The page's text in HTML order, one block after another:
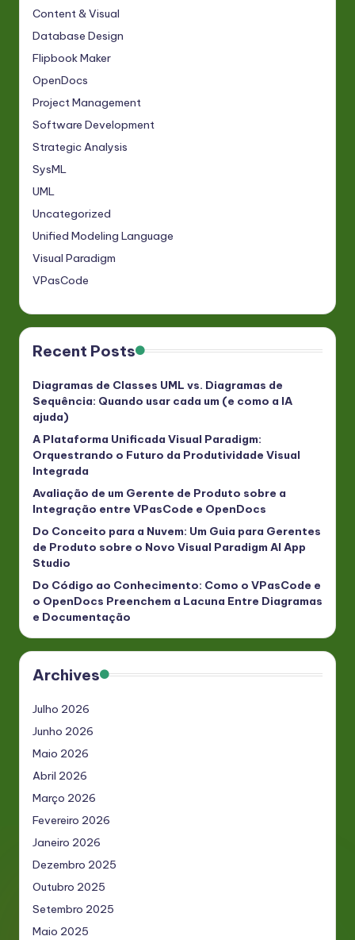
Content & Visual
Database Design
Flipbook Maker
OpenDocs
Project Management
Software Development
Strategic Analysis
SysML
UML
Uncategorized
Unified Modeling Language
Visual Paradigm
VPasCode
Recent Posts
Diagramas de Classes UML vs. Diagramas de
Sequência: Quando usar cada um (e como a IA
ajuda)
A Plataforma Unificada Visual Paradigm:
Orquestrando o Futuro da Produtividade Visual
Integrada
Avaliação de um Gerente de Produto sobre a
Integração entre VPasCode e OpenDocs
Do Conceito para a Nuvem: Um Guia para Gerentes
de Produto sobre o Novo Visual Paradigm AI App
Studio
Do Código ao Conhecimento: Como o VPasCode e
o OpenDocs Preenchem a Lacuna Entre Diagramas
e Documentação
Archives
Julho 2026
Junho 2026
Maio 2026
Abril 2026
Março 2026
Fevereiro 2026
Janeiro 2026
Dezembro 2025
Outubro 2025
Setembro 2025
Maio 2025